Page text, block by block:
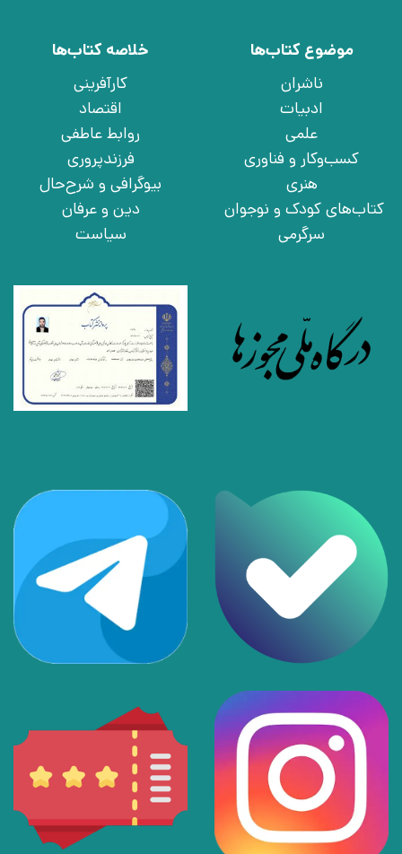
موضوع کتاب‌ها
ناشران
ادبیات
علمی
کسب‌وکار و فناوری
هنری
کتاب‌های کودک و نوجوان
سرگرمی
خلاصه کتاب‌ها
کارآفرینی
اقتصاد
روابط عاطفی
فرزندپروری
بیوگرافی و شرح‌حال
دین و عرفان
سیاست